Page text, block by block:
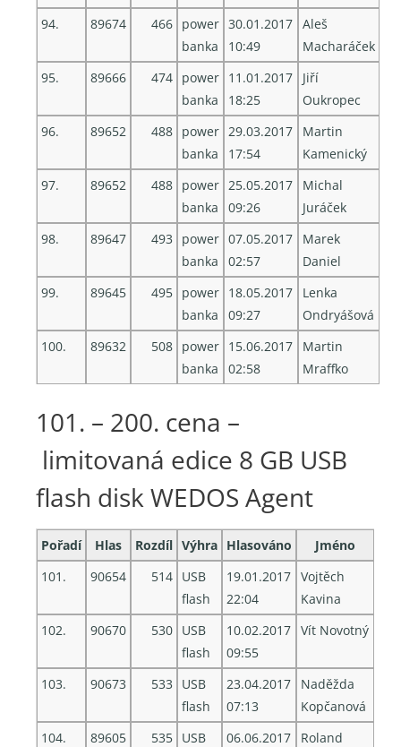
94.
89674 466 power
banka
30.01.2017
10:49
Aleš
Macharáček
95.
89666 474 power
banka
11.01.2017
18:25
Jiří
Oukropec
96.
89652 488 power
banka
29.03.2017
17:54
Martin
Kamenický
97.
89652 488 power
banka
25.05.2017
09:26
Michal
Juráček
98.
89647 493
power
banka
07.05.2017
02:57
Marek
Daniel
99.
89645 495 power
banka
18.05.2017
09:27
Lenka
Ondryášová
100.
89632 508 power
banka
15.06.2017
02:58
Martin
Mraffko
101. – 200. cena –
limitovaná edice 8 GB USB
flash disk WEDOS Agent
Pořadí Hlas Rozdíl Výhra Hlasováno
Jméno
101.
90654 514 USB
flash
19.01.2017
22:04
Vojtěch
Kavina
102.
90670 530 USB
flash
10.02.2017
09:55
Vít Novotný
103. 90673 533
USB
flash
23.04.2017
07:13
Naděžda
Kopčanová
104.
89605 535 USB
06.06.2017
Roland